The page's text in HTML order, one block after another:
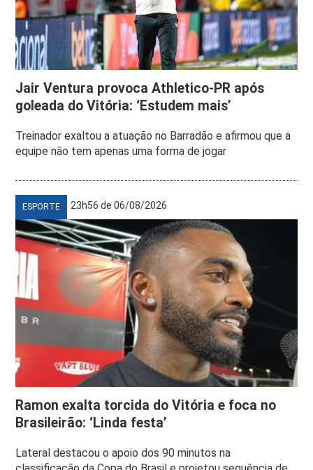
Jair Ventura provoca Athletico-PR após
goleada do Vitória: ‘Estudem mais’
Treinador exaltou a atuação no Barradão e afirmou que a
equipe não tem apenas uma forma de jogar
ESPORTE 23h56 de 06/08/2026
Ramon exalta torcida do Vitória e foca no
Brasileirão: ‘Linda festa’
Lateral destacou o apoio dos 90 minutos na